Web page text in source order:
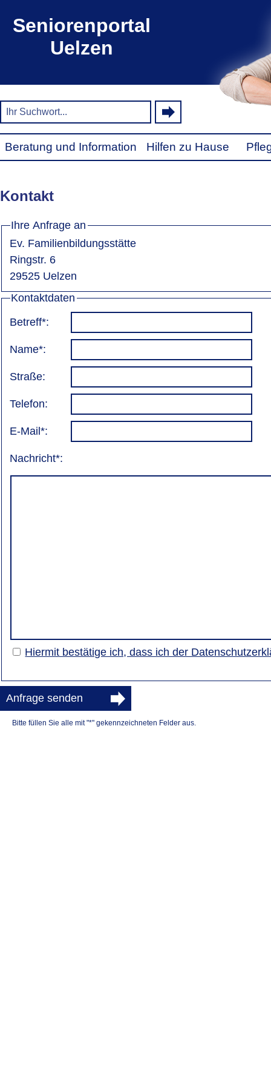
Seniorenportal
Uelzen
Beratung und Information Hilfen zu Hause
Kontakt
Ihre Anfrage an
Ev. Familienbildungsstätte
Ringstr. 6
29525 Uelzen
Kontaktdaten
Betreff*:
Name*:
Straße:
Telefon:
E-Mail*:
Nachricht*:
Hiermit bestätige ich, dass ich der
Anfrage senden
Bitte füllen Sie alle mit "*" gekennzeichneten Felder aus.